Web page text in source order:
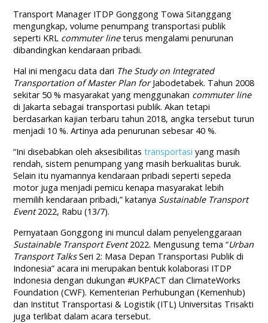
Transport Manager ITDP Gonggong Towa Sitanggang
mengungkap, volume penumpang transportasi publik
seperti KRL commuter lineterus mengalami penurunan
dibandingkan kendaraan pribadi.
Hal ini mengacu data dari The Study on Integrated
Transportation of Master Plan forJabodetabek. Tahun 2008
sekitar 50 % masyarakat yang menggunakan commuter line
di Jakarta sebagai transportasi publik. Akan tetapi
berdasarkan kajian terbaru tahun 2018, angka tersebut turun
menjadi 10 %. Artinya ada penurunan sebesar 40 %.
“Ini disebabkan oleh aksesibilitas transportasi yang masih
rendah, sistem penumpang yang masih berkualitas buruk.
Selain itu nyamannya kendaraan pribadi seperti sepeda
motor juga menjadi pemicu kenapa masyarakat lebih
memilih kendaraan pribadi,” katanya Sustainable Transport
Event2022, Rabu (13/7).
Pernyataan Gonggong ini muncul dalam penyelenggaraan
Sustainable Transport Event2022. Mengusung tema “Urban
Transport TalksSeri 2: Masa Depan Transportasi Publik di
Indonesia” acara ini merupakan bentuk kolaborasi ITDP
Indonesia dengan dukungan #UKPACT dan ClimateWorks
Foundation (CWF). Kementerian Perhubungan (Kemenhub)
dan Institut Transportasi & Logistik (ITL) Universitas Trisakti
juga terlibat dalam acara tersebut.